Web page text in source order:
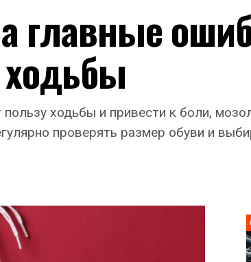
главные
ходьбы и привести к боли,
проверять размер обуви и